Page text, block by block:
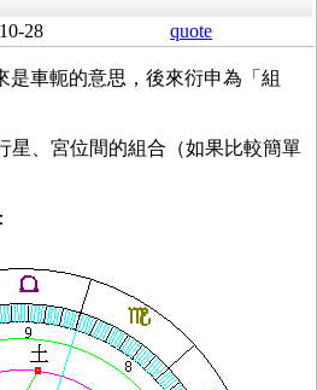
28 quote
是車軛的意思，後來衍申為「組
星、宮位間的組合（如果比較簡單